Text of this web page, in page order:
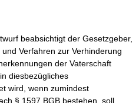
beabsichtigt der Gesetzgeber,
Verfahren zur Verhinderung
der Vaterschaft
diesbezügliches
wird, wenn zumindest
§ 1597 BGB bestehen, soll